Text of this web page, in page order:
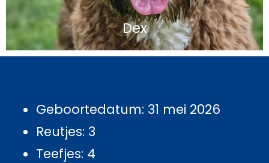
Dex
Geboortedatum: 31 mei 2026
Reutjes: 3
Teefjes: 4